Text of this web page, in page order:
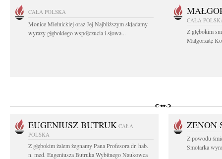
CAŁA POLSKA
Monice Mielnickiej oraz Jej Najbliższym składamy
wyrazy głębokiego współczucia i słowa...
CAŁA
Z głębokim
Małgorzatę
EUGENIUSZ BUTRUK CAŁA
POLSKA
Z głębokim żalem żegnamy Pana Profesora dr. hab.
n. med. Eugeniusza Butruka Wybitnego Naukowca
ZENON
Z powodu
Smolarka